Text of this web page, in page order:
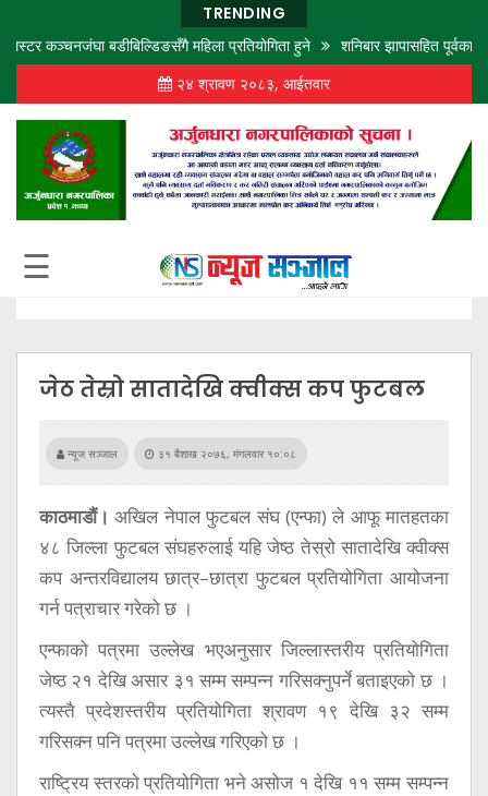
TRENDING
बडीबिल्डिङसँगै महिला प्रतियोगिता हुने
शनिबार झापासहित पूर्वका ५
२४ श्रावण २०८३, आईतवार
☰
जेठ तेस्रो सातादेखि क्वीक्स कप फुटबल
न्यूज सञ्जाल ३१ बैशाख २०७६, मंगलवार १०:०८
काठमाडौं। अखिल नेपाल फुटबल संघ (एन्फा) ले आफू मातहतका
४८ जिल्ला फुटबल संघहरुलाई यहि जेष्ठ तेस्रो सातादेखि क्वीक्स
कप अन्तरविद्यालय छात्र–छात्रा फुटबल प्रतियोगिता आयोजना
गर्न पत्राचार गरेको छ ।
एन्फाको पत्रमा उल्लेख भएअनुसार जिल्लास्तरीय प्रतियोगिता
जेष्ठ २१ देखि असार ३१ सम्म सम्पन्न गरिसक्नुपर्ने बताइएको छ ।
त्यस्तै प्रदेशस्तरीय प्रतियोगिता श्रावण १९ देखि ३२ सम्म
गरिसक्न पनि पत्रमा उल्लेख गरिएको छ ।
राष्ट्रिय स्तरको प्रतियोगिता भने असोज १ देखि ११ सम्म सम्पन्न
पृष्ठ
समाज
विचार
शिक्षा
खेलकुद
प्रविधि
अन्तर्वार्ता
अन्तर्राष्ट्रिय
स्वास्थ्य
विज्ञापन
Tech